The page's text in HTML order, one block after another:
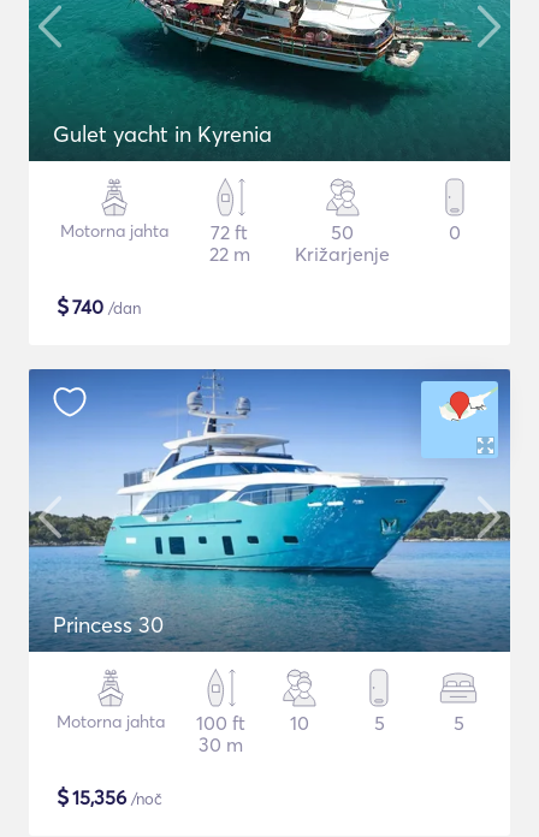
Gulet yacht in Kyrenia
Motorna jahta
72 ft
22 m
50
Križarjenje
0
$740 /dan
Princess 30
Motorna jahta
100 ft
30 m
10 5 5
$15,356 /noč